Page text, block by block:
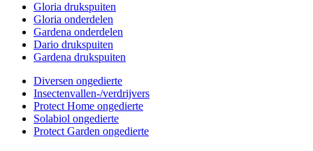
Gloria drukspuiten
Gloria onderdelen
Gardena onderdelen
Dario drukspuiten
Gardena drukspuiten
Diversen ongedierte
Insectenvallen-/verdrijvers
Protect Home ongedierte
Solabiol ongedierte
Protect Garden ongedierte